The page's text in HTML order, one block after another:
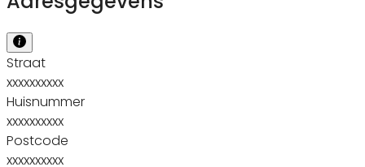
Straat
xxxxxxxxxx
Huisnummer
xxxxxxxxxx
Postcode
xxxxxxxxxx